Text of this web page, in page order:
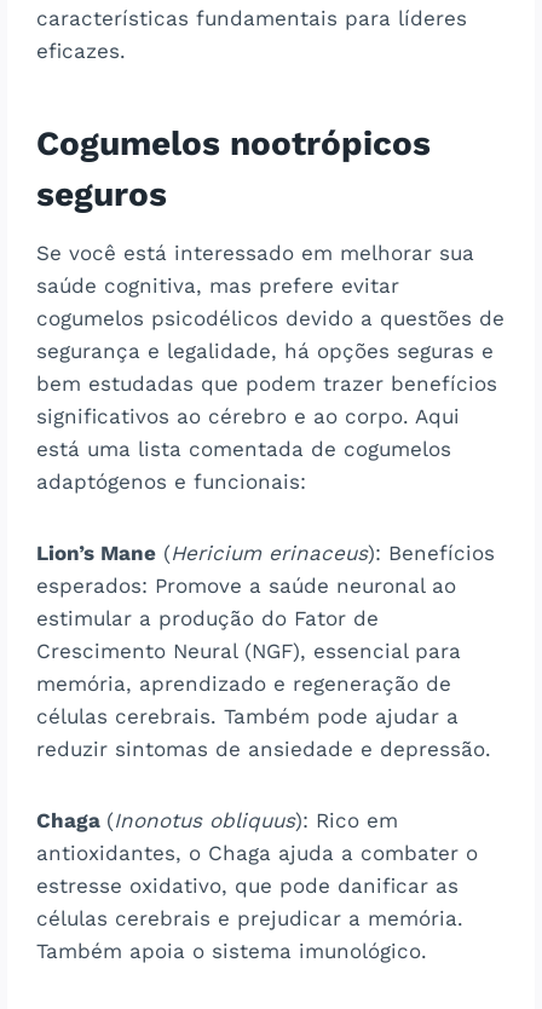
características fundamentais para líderes
eficazes.
Cogumelos nootrópicos
seguros
Se você está interessado em melhorar sua
saúde cognitiva, mas prefere evitar
cogumelos psicodélicos devido a questões de
segurança e legalidade, há opções seguras e
bem estudadas que podem trazer benefícios
significativos ao cérebro e ao corpo. Aqui
está uma lista comentada de cogumelos
adaptógenos e funcionais:
Lion’s Mane (Hericium erinaceus): Benefícios
esperados: Promove a saúde neuronal ao
estimular a produção do Fator de
Crescimento Neural (NGF), essencial para
memória, aprendizado e regeneração de
células cerebrais. Também pode ajudar a
reduzir sintomas de ansiedade e depressão.
Chaga (Inonotus obliquus): Rico em
antioxidantes, o Chaga ajuda a combater o
estresse oxidativo, que pode danificar as
células cerebrais e prejudicar a memória.
Também apoia o sistema imunológico.